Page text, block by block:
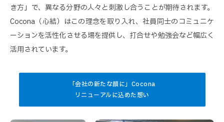
き方」で、異なる分野の人々と刺激し合うことが期待されます。
Cocona（心結）はこの理念を取り入れ、社員同士のコミュニケ
ーションを活性化させる場を提供し、打合せや勉強会など幅広く
活用されています。
「会社の新たな顔に」Cocona
リニューアルに込めた想い